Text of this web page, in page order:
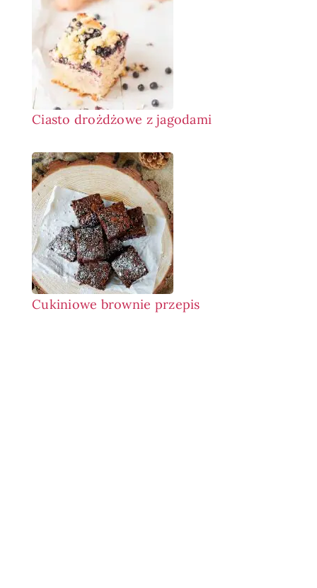
Ciasto drożdżowe z jagodami
Cukiniowe brownie przepis